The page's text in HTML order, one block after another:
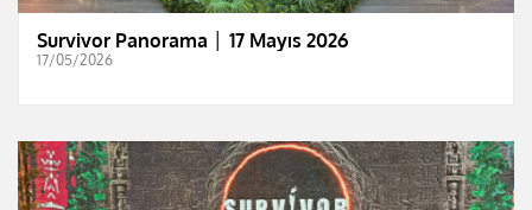
Survivor Panorama │ 17 Mayıs 2026
17/05/2026